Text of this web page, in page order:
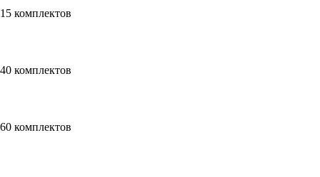
15 комплектов
40 комплектов
60 комплектов